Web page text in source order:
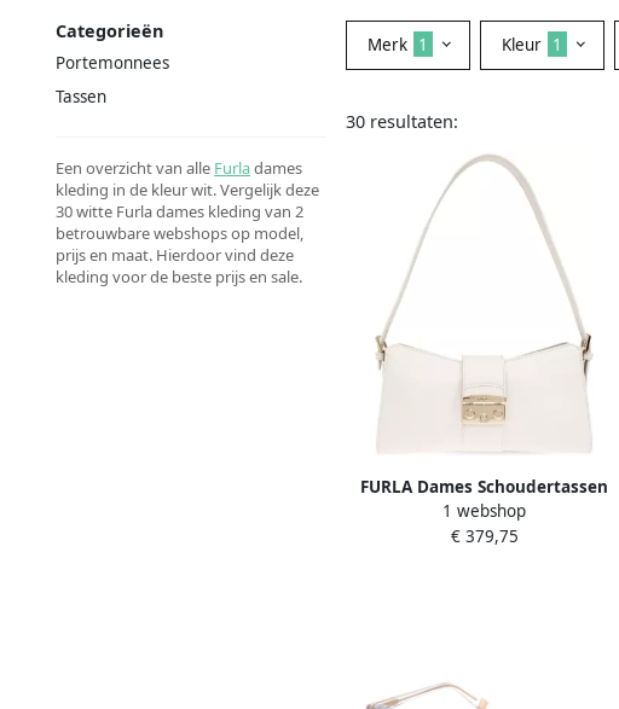
Categorieën
Portemonnees
Tassen
Een overzicht van alle Furladames
kleding in de kleur wit. Vergelijk deze
30 witte Furla dames kleding van 2
betrouwbare webshops op model,
prijs en maat. Hierdoor vind deze
kleding voor de beste prijs en sale.
Merk 1 Kleur 1
30 resultaten:
FURLA Dames Schoudertassen
Metropolis Mini Shoulder Bag
Remix Wit
1 webshop
€ 379,75